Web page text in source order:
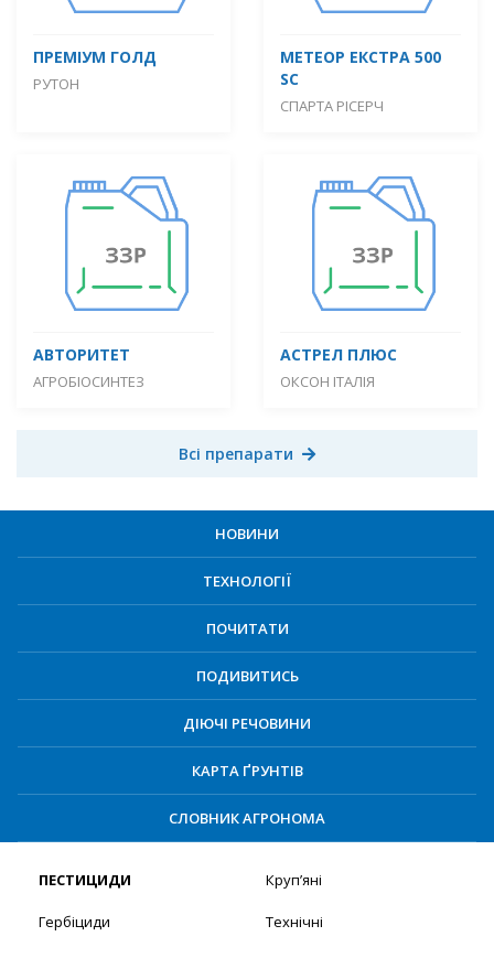
ПРЕМІУМ ГОЛД
РУТОН
МЕТЕОР ЕКСТРА 500
SC
СПАРТА РІСЕРЧ
АВТОРИТЕТ
АГРОБІОСИНТЕЗ
АСТРЕЛ ПЛЮС
ОКСОН ІТАЛІЯ
Всі препарати
НОВИНИ
ТЕХНОЛОГІЇ
ПОЧИТАТИ
ПОДИВИТИСЬ
ДІЮЧІ РЕЧОВИНИ
КАРТА ҐРУНТІВ
СЛОВНИК АГРОНОМА
ПЕСТИЦИДИ
Гербіциди
Круп’яні
Технічні